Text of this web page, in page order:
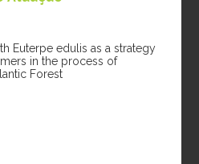
Euterpe edulis as a strategy
in the process of
Forest